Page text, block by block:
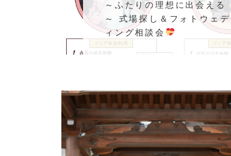
～ふたりの理想に出会える
～ 式場探し＆フォトウェデ
ィング相談会